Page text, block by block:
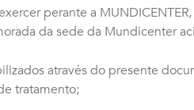
perante a
da sede da Mundicenter
através do presente
tratamento;